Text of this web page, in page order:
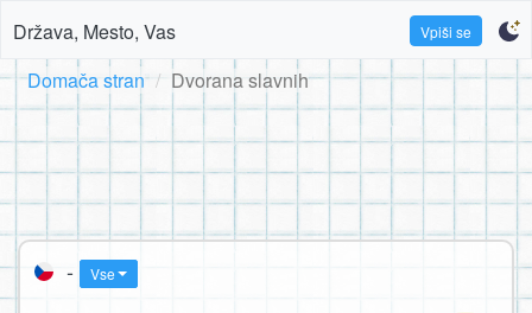
Država, Mesto, Vas Vpiši se
Domača stran Dvorana slavnih
- Vse